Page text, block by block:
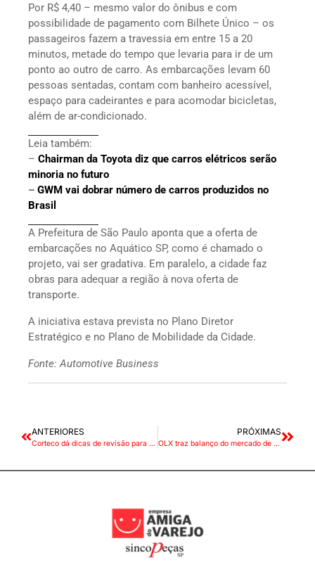
Por R$ 4,40 – mesmo valor do ônibus e com
possibilidade de pagamento com Bilhete Único – os
passageiros fazem a travessia em entre 15 a 20
minutos, metade do tempo que levaria para ir de um
ponto ao outro de carro. As embarcações levam 60
pessoas sentadas, contam com banheiro acessível,
espaço para cadeirantes e para acomodar bicicletas,
além de ar-condicionado.
Leia também:
– Chairman da Toyota diz que carros elétricos serão
minoria no futuro
– GWM vai dobrar número de carros produzidos no
Brasil
A Prefeitura de São Paulo aponta que a oferta de
embarcações no Aquático SP, como é chamado o
projeto, vai ser gradativa. Em paralelo, a cidade faz
obras para adequar a região à nova oferta de
transporte.
A iniciativa estava prevista no Plano Diretor
Estratégico e no Plano de Mobilidade da Cidade.
Fonte: Automotive Business
ANTERIORES
Corteco dá dicas de revisão para garantir a segurança em dias chuvosos
PRÓXIMAS
OLX traz balanço do mercado de veículos elétricos em 2023